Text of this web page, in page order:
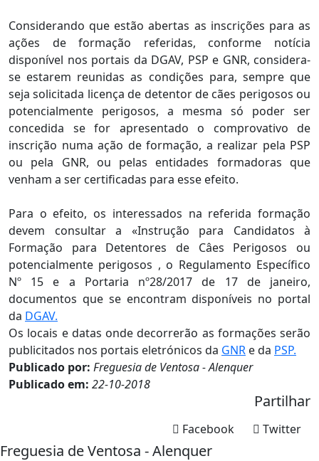
Considerando que estão abertas as inscrições para as
ações de formação referidas, conforme notícia
disponível nos portais da DGAV, PSP e GNR, considera-
se estarem reunidas as condições para, sempre que
seja solicitada licença de detentor de cães perigosos ou
potencialmente perigosos, a mesma só poder ser
concedida se for apresentado o comprovativo de
inscrição numa ação de formação, a realizar pela PSP
ou pela GNR, ou pelas entidades formadoras que
venham a ser certificadas para esse efeito.
Para o efeito, os interessados na referida formação
devem consultar a «Instrução para Candidatos à
Formação para Detentores de Câes Perigosos ou
potencialmente perigosos , o Regulamento Específico
Nº 15 e a Portaria nº28/2017 de 17 de janeiro,
documentos que se encontram disponíveis no portal
da DGAV.
Os locais e datas onde decorrerão as formações serão
publicitados nos portais eletrónicos da GNR e da PSP.
Publicado por: Freguesia de Ventosa - Alenquer
Publicado em: 22-10-2018
Partilhar
Twitter
Facebook
Freguesia de Ventosa - Alenquer